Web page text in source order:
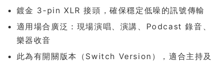
鍍金 3-pin XLR 接頭，確保穩定低噪的訊號傳輸
適用場合廣泛：現場演唱、演講、Podcast 錄音、
樂器收音
此為有開關版本（Switch Version），適合主持及